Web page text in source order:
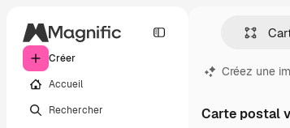
Créer
Accueil
Rechercher
Créez une
Carte postal